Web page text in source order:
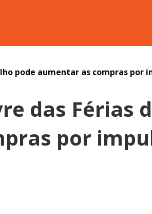
pode aumentar as compras por
das Férias
por